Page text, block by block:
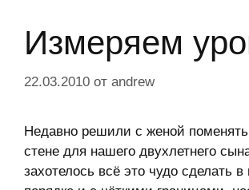
Измеряем
22.03.2010 от andrew
Недавно решили с женой поменять
стене для нашего двухлетнего
захотелось всё это чудо сделать